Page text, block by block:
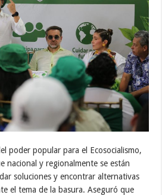
poder popular para el Ecosocialismo,
nacional y regionalmente se están
soluciones y encontrar alternativas
el tema de la basura. Aseguró que